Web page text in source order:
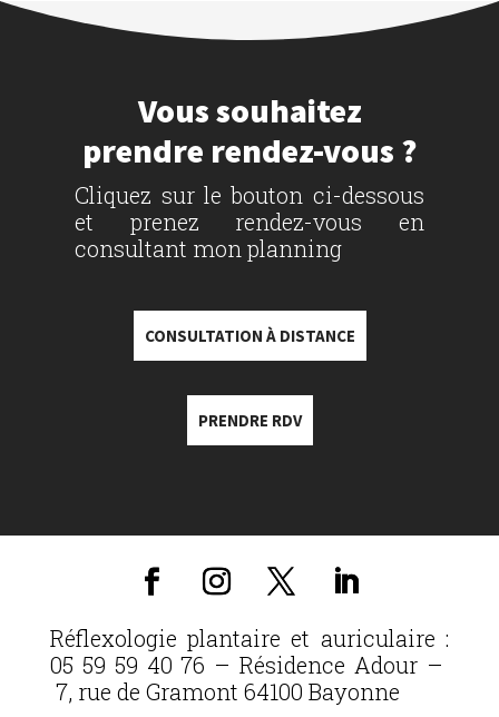
Vous souhaitez
prendre rendez-vous ?
Cliquez sur le bouton ci-dessous
et prenez rendez-vous en
consultant mon planning
CONSULTATION À DISTANCE
PRENDRE RDV
Réflexologie plantaire et auriculaire :
05 59 59 40 76 – Résidence Adour –
7, rue de Gramont 64100 Bayonne